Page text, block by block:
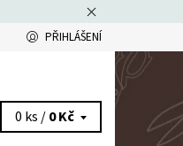
PŘIHLÁŠENÍ
0 ks /0 Kč